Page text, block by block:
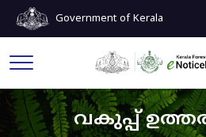
Government of Kerala
വകുപ്പ്